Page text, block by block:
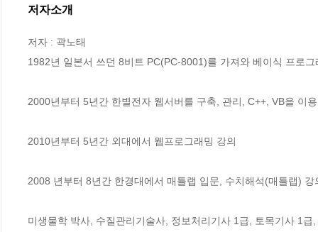
저자소개
저자 : 곽노태
1982년 일본서 쓰던 8비트 PC(PC-8001)를 가져와 베이식 프로그
2000년부터 5년간 한별전자 웹서버를 구축, 관리, C++, VB을 이
2010년부터 5년간 외대에서 웹프로그래밍 강의
2008 년부터 8년간 한경대에서 매틀랩 입문, 수치해석(매틀랩) 강
미생물학 박사, 수질관리기술사, 정보처리기사 1급, 토목기사 1급